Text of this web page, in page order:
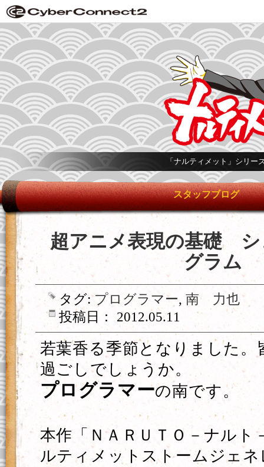
「ナルティメット」シリ
スタッフブログ
超アニメ表現の基礎 シ
グラム
タグ:プログラマー, 南 力也
投稿日： 2012.05.11
若葉香る季節となりました。
過ごしでしょうか。
プログラマーの南です。
本作「ＮＡＲＵＴＯ－ナル
ルティメットストームジェ